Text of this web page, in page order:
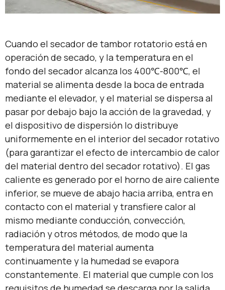
Cuando el secador de tambor rotatorio está en
operación de secado, y la temperatura en el
fondo del secador alcanza los 400℃-800℃, el
material se alimenta desde la boca de entrada
mediante el elevador, y el material se dispersa al
pasar por debajo bajo la acción de la gravedad, y
el dispositivo de dispersión lo distribuye
uniformemente en el interior del secador rotativo
(para garantizar el efecto de intercambio de calor
del material dentro del secador rotativo). El gas
caliente es generado por el horno de aire caliente
inferior, se mueve de abajo hacia arriba, entra en
contacto con el material y transfiere calor al
mismo mediante conducción, convección,
radiación y otros métodos, de modo que la
temperatura del material aumenta
continuamente y la humedad se evapora
constantemente. El material que cumple con los